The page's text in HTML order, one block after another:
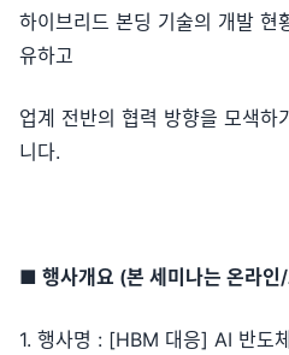
하이브리드 본딩 기술의 개발 현
유하고
업계 전반의 협력 방향을 모색하
니다.
■ 행사개요 (본 세미나는 온라인
1. 행사명 : [HBM 대응] AI 반